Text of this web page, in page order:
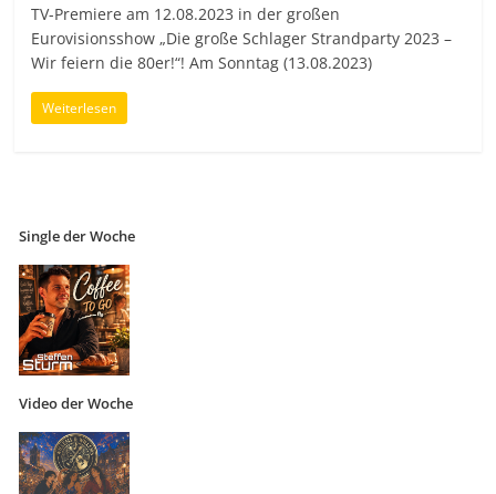
TV-Premiere am 12.08.2023 in der großen
Eurovisionsshow „Die große Schlager Strandparty 2023 –
Wir feiern die 80er!“! Am Sonntag (13.08.2023)
Weiterlesen
Single der Woche
Video der Woche